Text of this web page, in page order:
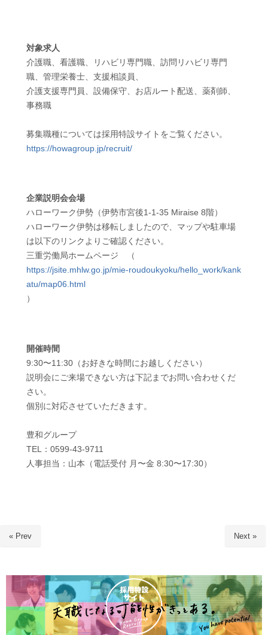
対象求人
介護職、看護職、リハビリ専門職、訪問リハビリ専門
職、管理栄養士、支援相談員、
介護支援専門員、設備保守、お店ルート配送、薬剤師、
事務職
募集職種については採用特設サイトをご覧ください。
https://howagroup.jp/recruit/
企業説明会会場
ハローワーク伊勢（伊勢市宮後1-1-35 Miraise 8階）
ハローワーク伊勢は移転しましたので、マップや駐車場
は以下のリンクよりご確認ください。
三重労働局ホームページ （
https://jsite.mhlw.go.jp/mie-roudoukyoku/hello_work/kank
atu/map06.html
）
開催時間
9:30〜11:30（お好きな時間にお越しください）
説明会にご来場できない方は下記までお問い合わせくだ
さい。
個別に対応させていただきます。
豊和グループ
TEL：0599-43-9711
人事担当：山本（電話受付 月〜金 8:30〜17:30）
« Prev Next »